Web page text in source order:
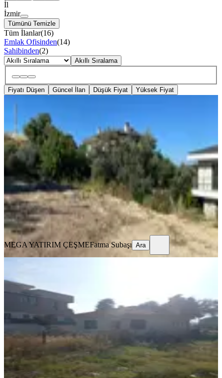
İl
İzmir
Tümünü Temizle
Tüm İlanlar(16)
Emlak Ofisinden(14)
Sahibinden(2)
Akıllı Sıralama
Fiyatı Düşen Güncel İlan Düşük Fiyat Yüksek Fiyat
İzmir, Çeşme
600 m²·Elektrik Hattı, Su Hattı +1 30.000/m²·
28.07.2026
18.000.000 ₺19.000.000 ₺
MEGA YATIRIM ÇEŞME Fatma Subaşı
Ara
MEGA YATIRIM ÇEŞMEFatma Subaşı Ara
İmarlı Arsa
İzmir, Urla
460 m²
·Doğalgaz, Elektrik Hattı
71.739/m²
·18.07.2026
33.000.000 ₺